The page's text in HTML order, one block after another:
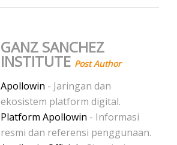
GANZ SANCHEZ
INSTITUTE Post Author
Apollowin - Jaringan dan
ekosistem platform digital.
Platform Apollowin - Informasi
resmi dan referensi penggunaan.